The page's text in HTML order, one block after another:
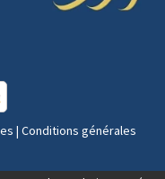
| Conditions générales